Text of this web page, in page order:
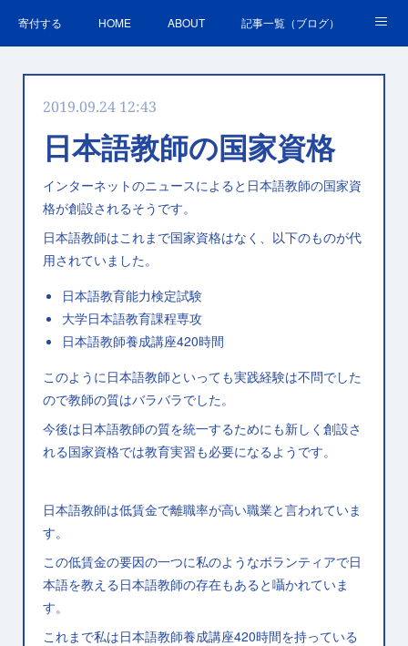
寄付する HOME ABOUT 記事一覧（ブログ）
ＳＤＧｓの取組 お問合せ
2019.09.24 12:43
日本語教師の国家資格
インターネットのニュースによると日本語教師の国家資
格が創設されるそうです。
日本語教師はこれまで国家資格はなく、以下のものが代
用されていました。
日本語教育能力検定試験
大学日本語教育課程専攻
日本語教師養成講座420時間
このように日本語教師といっても実践経験は不問でした
ので教師の質はバラバラでした。
今後は日本語教師の質を統一するためにも新しく創設さ
れる国家資格では教育実習も必要になるようです。
日本語教師は低賃金で離職率が高い職業と言われていま
す。
この低賃金の要因の一つに私のようなボランティアで日
本語を教える日本語教師の存在もあると囁かれていま
す。
これまで私は日本語教師養成講座420時間を持っている